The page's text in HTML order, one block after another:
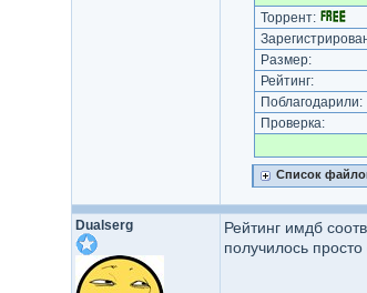
Торрент:
Размер:
Рейтинг:
Поблагодарили:
Проверка:
Список
Dualserg
Рейтинг имдб
получилось просто